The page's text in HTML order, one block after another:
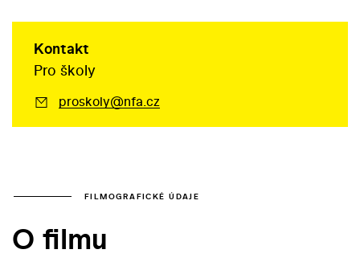
Kontakt
Pro školy
proskoly@nfa.cz
FILMOGRAFICKÉ ÚDAJE
O filmu